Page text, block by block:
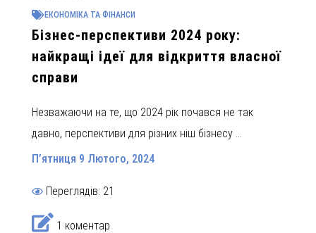
ЕКОНОМІКА ТА ФІНАНСИ
Бізнес-перспективи 2024 року:
найкращі ідеї для відкриття власної
справи
Незважаючи на те, що 2024 рік почався не так
давно, перспективи для різних ніш бізнесу ...
П’ятниця 9 Лютого, 2024
Переглядів: 21
1 коментар